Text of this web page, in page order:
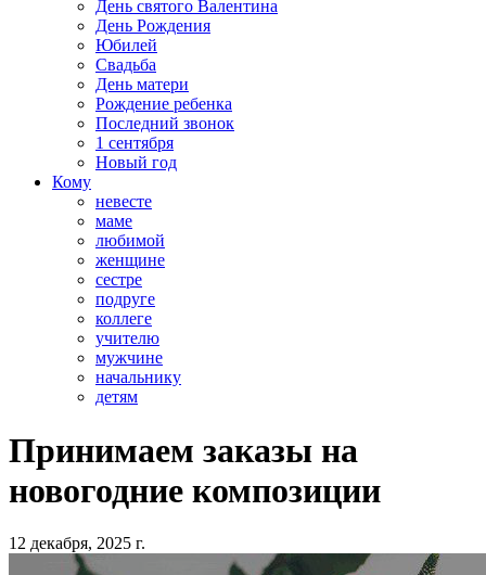
День святого Валентина
День Рождения
Юбилей
Свадьба
День матери
Рождение ребенка
Последний звонок
1 сентября
Новый год
Кому
невесте
маме
любимой
женщине
сестре
подруге
коллеге
учителю
мужчине
начальнику
детям
Принимаем заказы на
новогодние композиции
12 декабря, 2025 г.